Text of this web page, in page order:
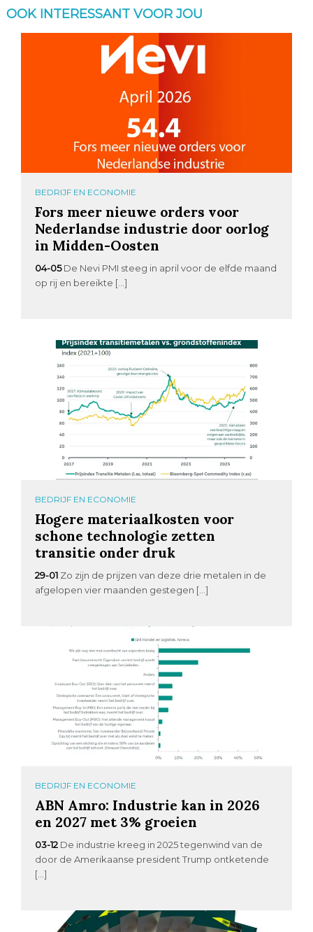
OOK INTERESSANT VOOR JOU
BEDRIJF EN ECONOMIE
Fors meer nieuwe orders voor
Nederlandse industrie door oorlog
in Midden-Oosten
04-05 De Nevi PMI steeg in april voor de elfde maand
op rij en bereikte […]
BEDRIJF EN ECONOMIE
Hogere materiaalkosten voor
schone technologie zetten
transitie onder druk
29-01 Zo zijn de prijzen van deze drie metalen in de
afgelopen vier maanden gestegen […]
BEDRIJF EN ECONOMIE
ABN Amro: Industrie kan in 2026
en 2027 met 3% groeien
03-12 De industrie kreeg in 2025 tegenwind van de
door de Amerikaanse president Trump ontketende
[…]